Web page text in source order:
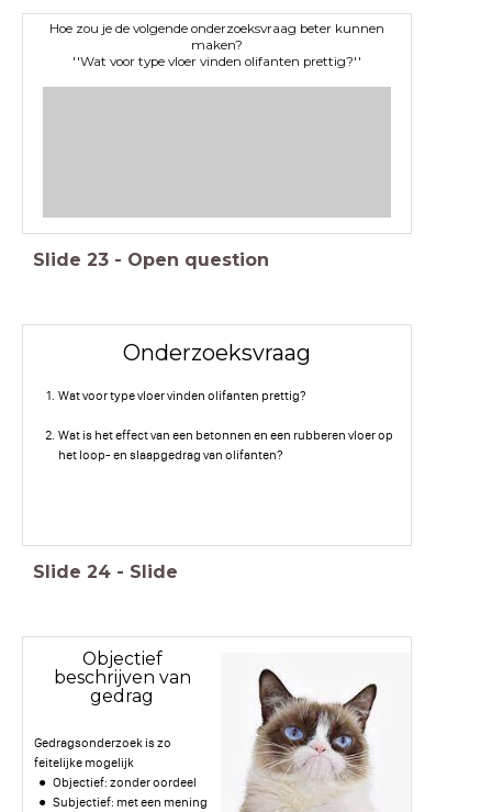
Hoe zou je de volgende onderzoeksvraag beter kunnen
maken?
''Wat voor type vloer vinden olifanten prettig?''
Slide 23 - Open question
Onderzoeksvraag
Wat voor type vloer vinden olifanten prettig?
Wat is het effect van een betonnen en een rubberen vloer op
het loop- en slaapgedrag van olifanten?
Slide 24 - Slide
Objectief
beschrijven van
gedrag
Gedragsonderzoek is zo
feitelijke mogelijk
Objectief: zonder oordeel
Subjectief: met een mening